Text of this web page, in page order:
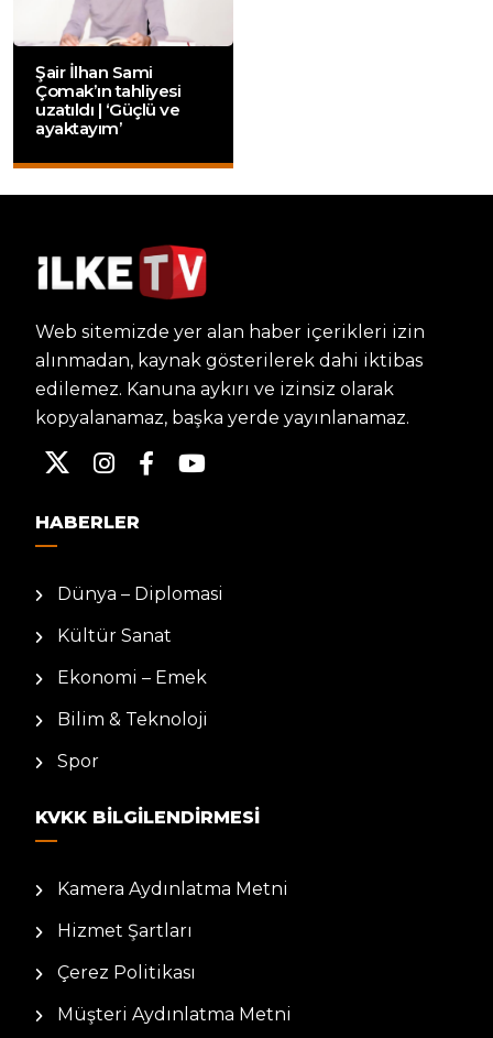
Şair İlhan Sami
Çomak’ın tahliyesi
uzatıldı | ‘Güçlü ve
ayaktayım’
Web sitemizde yer alan haber içerikleri izin
alınmadan, kaynak gösterilerek dahi iktibas
edilemez. Kanuna aykırı ve izinsiz olarak
kopyalanamaz, başka yerde yayınlanamaz.
HABERLER
Dünya – Diplomasi
Kültür Sanat
Ekonomi – Emek
Bilim & Teknoloji
Spor
KVKK BILGILENDIRMESI
Kamera Aydınlatma Metni
Hizmet Şartları
Çerez Politikası
Müşteri Aydınlatma Metni